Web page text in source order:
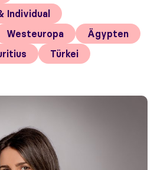
Individual
Westeuropa
Ägypten
Türkei